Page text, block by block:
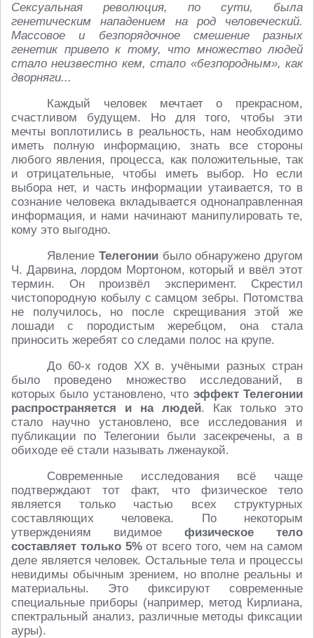
Сексуальная революция, по сути, была
генетическим нападением на род человеческий.
Массовое и безпорядочное смешение разных
генетик привело к тому, что множество людей
стало неизвестно кем, стало «безпородным», как
дворняги...
Каждый человек мечтает о прекрасном,
счастливом будущем. Но для того, чтобы эти
мечты воплотились в реальность, нам необходимо
иметь полную информацию, знать все стороны
любого явления, процесса, как положительные, так
и отрицательные, чтобы иметь выбор. Но если
выбора нет, и часть информации утаивается, то в
сознание человека вкладывается однонаправленная
информация, и нами начинают манипулировать те,
кому это выгодно.
Явление Телегониибыло обнаружено другом
Ч. Дарвина, лордом Мортоном, который и ввёл этот
термин. Он произвёл эксперимент. Скрестил
чистопородную кобылу с самцом зебры. Потомства
не получилось, но после скрещивания этой же
лошади с породистым жеребцом, она стала
приносить жеребят со следами полос на крупе.
До 60-х годов XX в. учёными разных стран
было проведено множество исследований, в
которых было установлено, что эффект Телегонии
распространяется и на людей. Как только это
стало научно установлено, все исследования и
публикации по Телегонии были засекречены, а в
обиходе её стали называть лженаукой.
Современные исследования всё чаще
подтверждают тот факт, что физическое тело
является только частью всех структурных
составляющих человека. По некоторым
утверждениям видимое физическое тело
составляет только 5%от всего того, чем на самом
деле является человек. Остальные тела и процессы
невидимы обычным зрением, но вполне реальны и
материальны. Это фиксируют современные
специальные приборы (например, метод Кирлиана,
спектральный анализ, различные методы фиксации
ауры).